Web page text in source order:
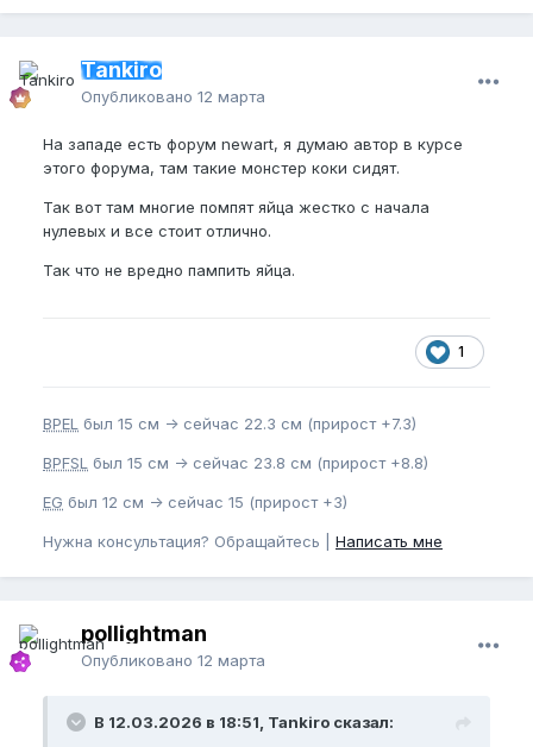
Tankiro
Опубликовано 12 марта
На западе есть форум newart, я думаю автор в курсе
этого форума, там такие монстер коки сидят.
Так вот там многие помпят яйца жестко с начала
нулевых и все стоит отлично.
Так что не вредно пампить яйца.
1
BPEL был 15 см -> сейчас 22.3 см (прирост +7.3)
BPFSL был 15 см -> сейчас 23.8 см (прирост +8.8)
EG был 12 см -> сейчас 15 (прирост +3)
Нужна консультация? Обращайтесь | Написать мне
pollightman
Опубликовано 12 марта
В 12.03.2026 в 18:51, Tankiro сказал: